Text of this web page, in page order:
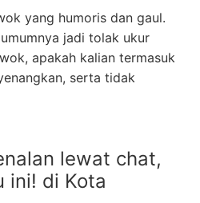
yang humoris dan gaul.
jadi tolak ukur
apakah kalian termasuk
serta tidak
lewat chat,
ini! di Kota